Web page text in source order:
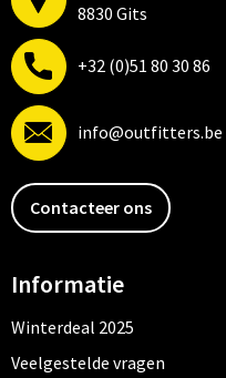
8830 Gits
+32 (0)51 80 30 86
info@outfitters.be
Contacteer ons
Informatie
Winterdeal 2025
Veelgestelde vragen